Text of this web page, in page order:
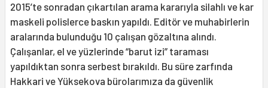
2015’te sonradan çıkartılan arama kararıyla silahlı ve kar
maskeli polislerce baskın yapıldı. Editör ve muhabirlerin
aralarında bulunduğu 10 çalışan gözaltına alındı.
Çalışanlar, el ve yüzlerinde “barut izi” taraması
yapıldıktan sonra serbest bırakıldı. Bu süre zarfında
Hakkari ve Yüksekova bürolarımıza da güvenlik